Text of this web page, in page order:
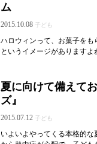
ム
2015.10.08 子ども
ハロウィンって、お菓子を
というイメージがあります
夏に向けて備えて
ズ』
2015.07.12 子ども
いよいよやってくる本格的